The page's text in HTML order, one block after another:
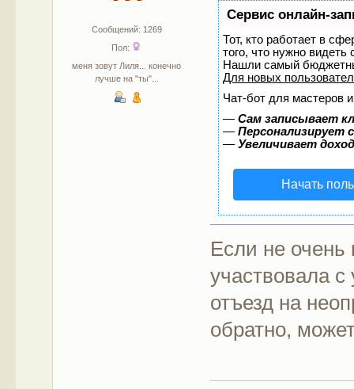
Сообщений: 1269
Пол:
меня зовут Лиля... конечно
лучше на "ты"...
Сервис онлайн-
Тот, кто работает в
того, что нужно
Нашли самый
Для новых
Чат-бот для мастеров
—Сам записывает
—Персонализирует
—Увеличивает
Начать
Если не очень
участвовала
отъезд на
обратно,